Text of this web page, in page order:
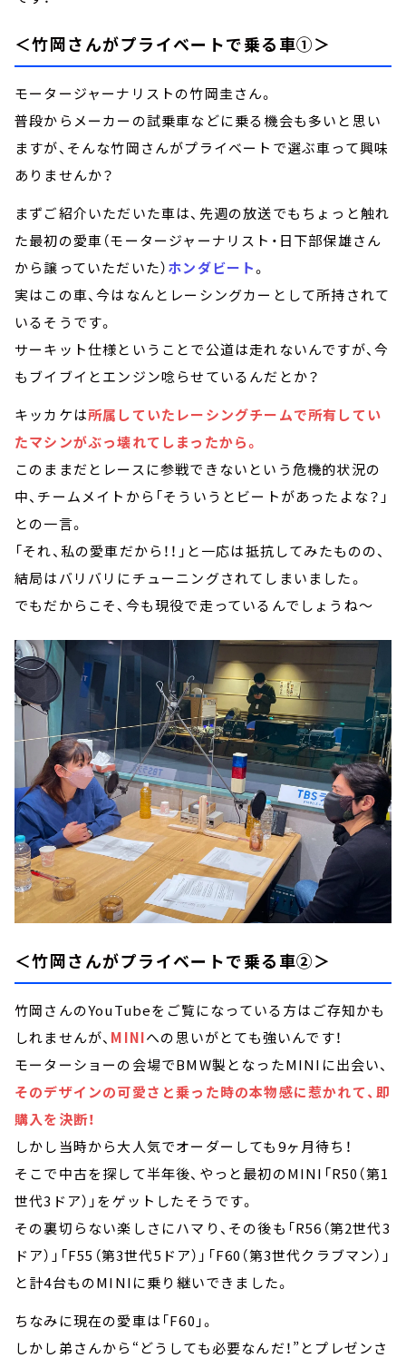
＜竹岡さんがプライベートで乗る車①＞
モータージャーナリストの竹岡圭さん。
普段からメーカーの試乗車などに乗る機会も多いと思い
ますが、そんな竹岡さんがプライベートで選ぶ車って興味
ありませんか？
まずご紹介いただいた車は、先週の放送でもちょっと触れ
た最初の愛車（モータージャーナリスト・日下部保雄さん
から譲っていただいた）ホンダビート。
実はこの車、今はなんとレーシングカーとして所持されて
いるそうです。
サーキット仕様ということで公道は走れないんですが、今
もブイブイとエンジン唸らせているんだとか？
キッカケは所属していたレーシングチームで所有してい
たマシンがぶっ壊れてしまったから。
このままだとレースに参戦できないという危機的状況の
中、チームメイトから「そういうとビートがあったよな？」
との一言。
「それ、私の愛車だから！！」と一応は抵抗してみたものの、
結局はバリバリにチューニングされてしまいました。
でもだからこそ、今も現役で走っているんでしょうね～
＜竹岡さんがプライベートで乗る車②＞
竹岡さんのYouTubeをご覧になっている方はご存知かも
しれませんが、 MINIへの思いがとても強いんです！
モーターショーの会場でBMW製となったMINIに出会い、
そのデザインの可愛さと乗った時の本物感に惹かれて、即
購入を決断！
しかし当時から大人気でオーダーしても9ヶ月待ち！
そこで中古を探して半年後、やっと最初のMINI「R50（第1
世代3ドア）」をゲットしたそうです。
その裏切らない楽しさにハマり、その後も「R56（第2世代3
ドア）」「F55（第3世代5ドア）」「F60（第3世代クラブマン）」
と計4台ものMINIに乗り継いできました。
ちなみに現在の愛車は「F60」。
しかし弟さんから“どうしても必要なんだ！”とプレゼンさ